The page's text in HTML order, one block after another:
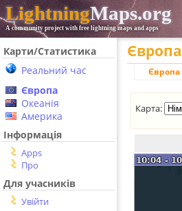
LightningMaps.org
A community project with free lightning maps and apps
Карти/Статистика
Реальний час
Європа
Океанія
Америка
Інформація
Apps
Про
Для учасників
Увійти
Європа
Європа
Карта: